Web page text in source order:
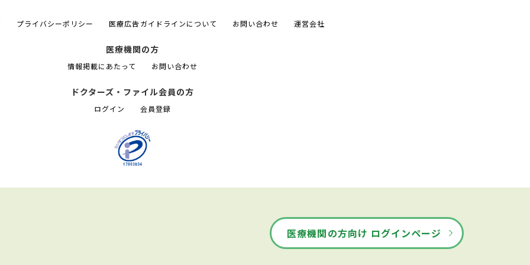
プライバシーポリシー 医療広告ガイドラインについて お問い合わせ 運営会社
医療機関の方
情報掲載にあたって お問い合わせ
ドクターズ・ファイル会員の方
ログイン 会員登録
医療機関の方向け ログインページ